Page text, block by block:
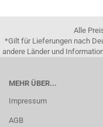
Alle
*Gilt für Lieferungen nach
andere Länder und
MEHR ÜBER...
Impressum
AGB